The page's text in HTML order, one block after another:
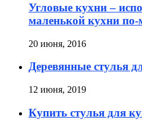
Угловые кухни –
маленькой кухни
20 июня, 2016
Деревянные стулья
12 июня, 2019
Купить стулья для